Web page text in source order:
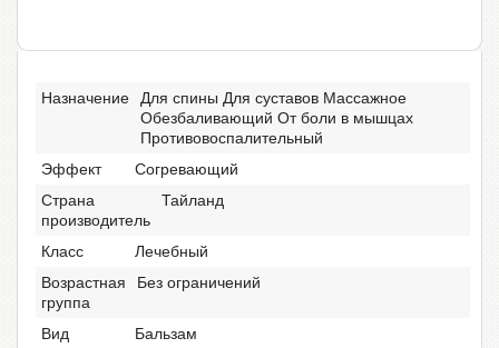
Назначение
Для спины Для суставов Массажное
Обезбаливающий От боли в мышцах
Противовоспалительный
Эффект
Согревающий
Страна
производитель
Тайланд
Класс
Лечебный
Возрастная
группа
Без ограничений
Вид
Бальзам